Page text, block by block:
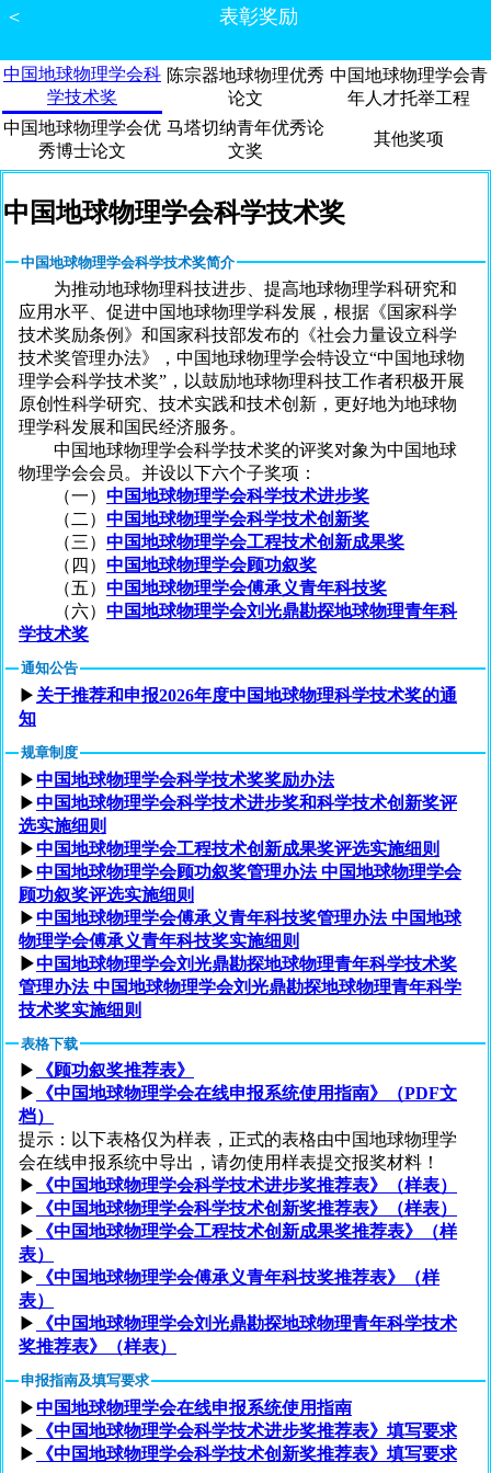
＜ 表彰奖励
中国地球物理学会科
学技术奖
陈宗器地球物理优秀
论文
中国地球物理学会青
年人才托举工程
中国地球物理学会优
秀博士论文
马塔切纳青年优秀论
文奖
其他奖项
中国地球物理学会科学技术奖
中国地球物理学会科学技术奖简介
为推动地球物理科技进步、提高地球物理学科研究和
应用水平、促进中国地球物理学科发展，根据《国家科学
技术奖励条例》和国家科技部发布的《社会力量设立科学
技术奖管理办法》，中国地球物理学会特设立“中国地球物
理学会科学技术奖”，以鼓励地球物理科技工作者积极开展
原创性科学研究、技术实践和技术创新，更好地为地球物
理学科发展和国民经济服务。
中国地球物理学会科学技术奖的评奖对象为中国地球
物理学会会员。并设以下六个子奖项：
（一） 中国地球物理学会科学技术进步奖
（二） 中国地球物理学会科学技术创新奖
（三） 中国地球物理学会工程技术创新成果奖
（四） 中国地球物理学会顾功叙奖
（五） 中国地球物理学会傅承义青年科技奖
（六） 中国地球物理学会刘光鼎勘探地球物理青年科
学技术奖
通知公告
▶ 关于推荐和申报2026年度中国地球物理科学技术奖的通
知
规章制度
▶中国地球物理学会科学技术奖奖励办法
▶中国地球物理学会科学技术进步奖和科学技术创新奖评
选实施细则
▶中国地球物理学会工程技术创新成果奖评选实施细则
▶中国地球物理学会顾功叙奖管理办法 中国地球物理学会
顾功叙奖评选实施细则
▶中国地球物理学会傅承义青年科技奖管理办法 中国地球
物理学会傅承义青年科技奖实施细则
▶中国地球物理学会刘光鼎勘探地球物理青年科学技术奖
管理办法 中国地球物理学会刘光鼎勘探地球物理青年科学
技术奖实施细则
表格下载
▶
《顾功叙奖推荐表》
▶
《中国地球物理学会在线申报系统使用指南》（PDF文
档）
提示：以下表格仅为样表，正式的表格由中国地球物理学
会在线申报系统中导出，请勿使用样表提交报奖材料！
▶
《中国地球物理学会科学技术进步奖推荐表》（样表）
▶
《中国地球物理学会科学技术创新奖推荐表》（样表）
▶
《中国地球物理学会工程技术创新成果奖推荐表》（样
表）
▶
《中国地球物理学会傅承义青年科技奖推荐表》（样
表）
▶
《中国地球物理学会刘光鼎勘探地球物理青年科学技术
奖推荐表》（样表）
申报指南及填写要求
▶中国地球物理学会在线申报系统使用指南
▶
《中国地球物理学会科学技术进步奖推荐表》填写要求
▶
《中国地球物理学会科学技术创新奖推荐表》填写要求